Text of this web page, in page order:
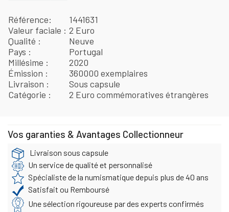
Référence
1441631
Valeur faciale
2 Euro
Qualité
Neuve
Pays
Portugal
Millésime
2020
Émission
360000 exemplaires
Livraison
Sous capsule
Catégorie
2 Euro commémoratives étrangères
Vos garanties & Avantages Collectionneur
Livraison sous capsule
Un service de qualité et personnalisé
Spécialiste de la numismatique depuis plus de 40 ans
Satisfait ou Remboursé
Une sélection rigoureuse par des experts confirmés